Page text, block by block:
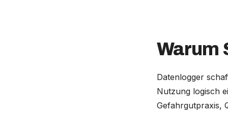
Warum
Datenlogger
Nutzung logisch
Gefahrgutpraxis,